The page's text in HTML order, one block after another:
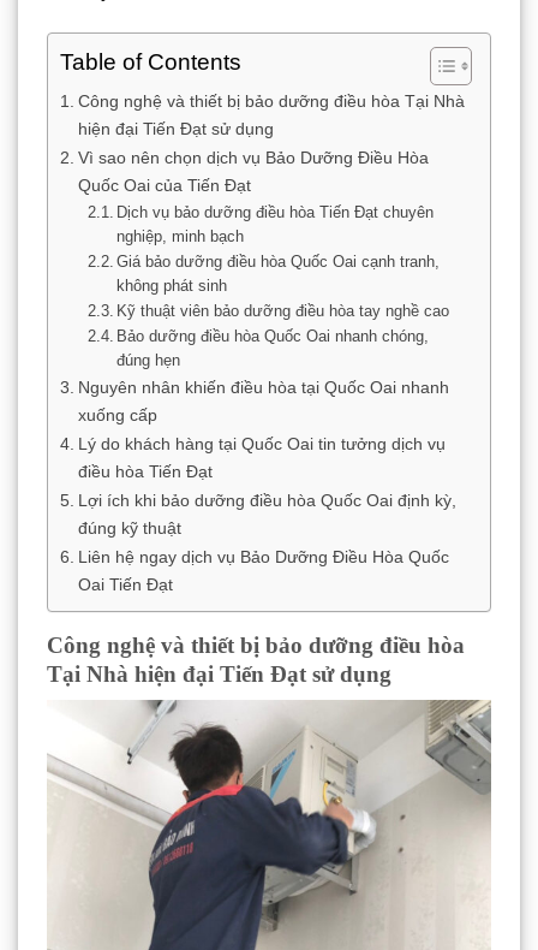
Table of Contents
Công nghệ và thiết bị bảo dưỡng điều hòa Tại Nhà
hiện đại Tiến Đạt sử dụng
Vì sao nên chọn dịch vụ Bảo Dưỡng Điều Hòa
Quốc Oai của Tiến Đạt
Dịch vụ bảo dưỡng điều hòa Tiến Đạt chuyên
nghiệp, minh bạch
Giá bảo dưỡng điều hòa Quốc Oai cạnh tranh,
không phát sinh
Kỹ thuật viên bảo dưỡng điều hòa tay nghề cao
Bảo dưỡng điều hòa Quốc Oai nhanh chóng,
đúng hẹn
Nguyên nhân khiến điều hòa tại Quốc Oai nhanh
xuống cấp
Lý do khách hàng tại Quốc Oai tin tưởng dịch vụ
điều hòa Tiến Đạt
Lợi ích khi bảo dưỡng điều hòa Quốc Oai định kỳ,
đúng kỹ thuật
Liên hệ ngay dịch vụ Bảo Dưỡng Điều Hòa Quốc
Oai Tiến Đạt
Công nghệ và thiết bị bảo dưỡng điều hòa
Tại Nhà hiện đại Tiến Đạt sử dụng